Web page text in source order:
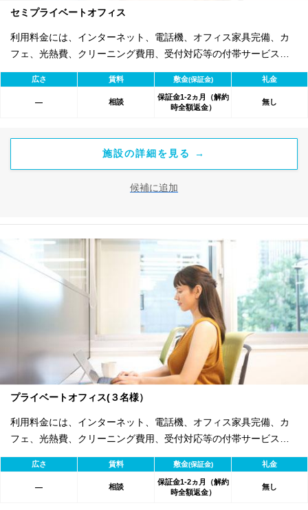
セミプライベートオフィス
利用料金には、インターネット、電話機、オフィス家具完備、カ
フェ、光熱費、クリーニング費用、受付対応等の付帯サービスす
べて含まれ、追加料金不要です。 また適宜キャンペーン、契約期
間による割引特典あります。
広さ 賃料 敷金(保証金) 礼金
― 相談
保証金1-2ヵ月（解約
時全額返金）
無し
施設の詳細を見る →
候補に追加
プライベートオフィス(３名様）
利用料金には、インターネット、電話機、オフィス家具完備、カ
フェ、光熱費、クリーニング費用、受付対応等の付帯サービスす
べて含まれ、追加料金不要です。 また適宜キャンペーン、契約期
間による割引特典あります。
広さ 賃料 敷金(保証金) 礼金
― 相談
保証金1-2ヵ月（解約
時全額返金）
無し